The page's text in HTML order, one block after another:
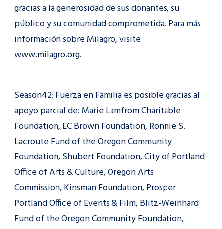
gracias a la generosidad de sus donantes, su
público y su comunidad comprometida. Para más
información sobre Milagro, visite
www.milagro.org.
Season42: Fuerza en Familia es posible gracias al
apoyo parcial de: Marie Lamfrom Charitable
Foundation, EC Brown Foundation, Ronnie S.
Lacroute Fund of the Oregon Community
Foundation, Shubert Foundation, City of Portland
Office of Arts & Culture, Oregon Arts
Commission, Kinsman Foundation, Prosper
Portland Office of Events & Film, Blitz-Weinhard
Fund of the Oregon Community Foundation,